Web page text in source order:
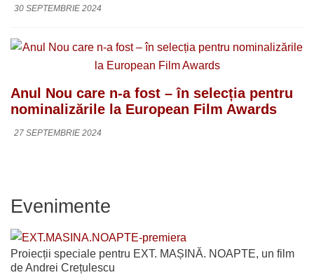
30 SEPTEMBRIE 2024
Anul Nou care n-a fost – în selecția pentru
nominalizările la European Film Awards
27 SEPTEMBRIE 2024
Evenimente
Proiecții speciale pentru EXT. MAȘINĂ. NOAPTE, un film
de Andrei Crețulescu